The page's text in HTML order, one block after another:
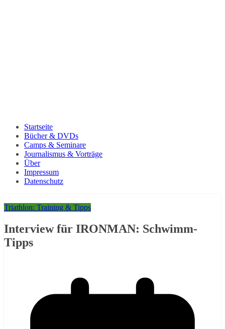
Startseite
Bücher & DVDs
Camps & Seminare
Journalismus & Vorträge
Über
Impressum
Datenschutz
Triathlon: Training & Tipps
Interview für IRONMAN: Schwimm-
Tipps